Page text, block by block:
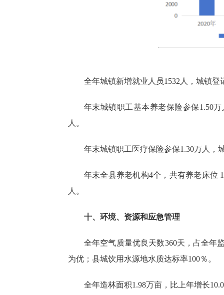
全年城镇新增就业人员1532 人，城镇登
年末城镇职工基本养老保险参保1.50万
人。
年末城镇职工医疗保险参保1.30万人，
年末全县养老机构4个，共有养老床位
人。
十、环境、资源和应急管理
全年空气质量优良天数360天，占全年
为优；县城饮用水源地水质达标率100％。
全年造林面积1.98万亩，比上年增长10.0